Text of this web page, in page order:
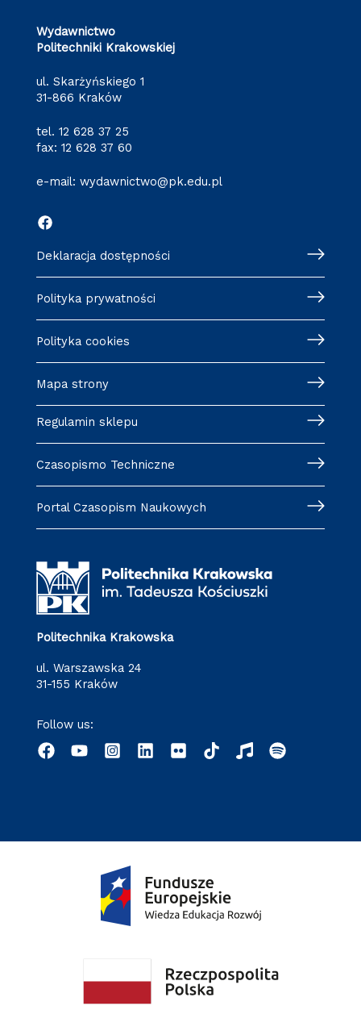
Wydawnictwo
Politechniki Krakowskiej
ul. Skarżyńskiego 1
31-866 Kraków
tel. 12 628 37 25
fax: 12 628 37 60
e-mail: wydawnictwo@pk.edu.pl
Deklaracja dostępności
Polityka prywatności
Polityka cookies
Mapa strony
Regulamin sklepu
Czasopismo Techniczne
Portal Czasopism Naukowych
Politechnika Krakowska
ul. Warszawska 24
31-155 Kraków
Follow us: